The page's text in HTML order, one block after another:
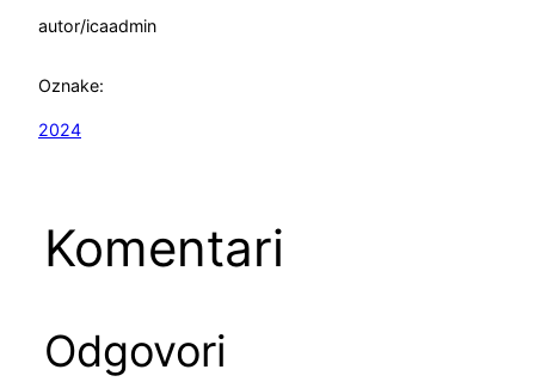
autor/icaadmin
Oznake:
2024
Komentari
Odgovori